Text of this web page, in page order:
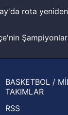
rota
olan
UEFA Avrupa
muhtemel
BASKETBOL /
TAKIMLAR
RSS